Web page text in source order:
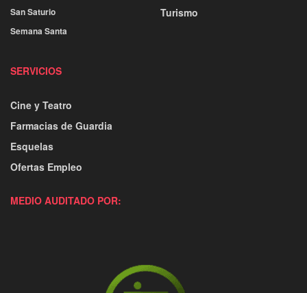
San Saturio
Semana Santa
Turismo
SERVICIOS
Cine y Teatro
Farmacias de Guardia
Esquelas
Ofertas Empleo
MEDIO AUDITADO POR: